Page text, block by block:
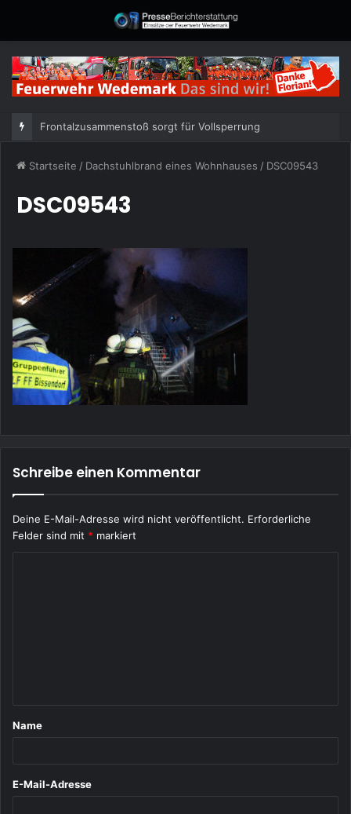
Frontalzusammenstoß sorgt für Vollsperrung
Startseite / Dachstuhlbrand eines Wohnhauses / DSC09543
DSC09543
Schreibe einen Kommentar
Deine E-Mail-Adresse wird nicht veröffentlicht. Erforderliche
Felder sind mit * markiert
a
Name
E-Mail-Adresse